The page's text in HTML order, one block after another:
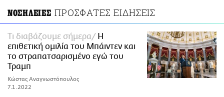
ΝΟΣΗΛΕΙΕΣ ΠΡΟΣΦΑΤΕΣ ΕΙΔΗΣΕΙΣ
Τι διαβάζουμε σήμερα
Η
επιθετική ομιλία του Μπάιντεν και
το στραπατσαρισμένο εγώ του
Τραμπ
Κώστας Αναγνωστόπουλος
7.1.2022